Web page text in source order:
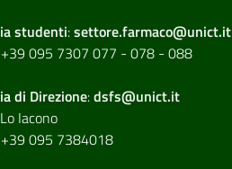
studenti:settore.farmaco@unict.it
095 7307 077 - 078 - 088
di Direzione:dsfs@unict.it
Iacono
095 7384018